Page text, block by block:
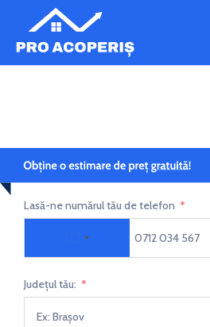
Lasă-ne numărul tău de telefon
Romania +40
Județul tău: